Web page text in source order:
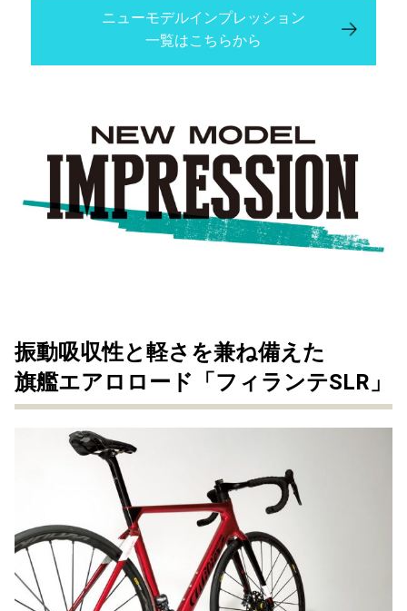
ニューモデルインプレッション
一覧はこちらから
振動吸収性と軽さを兼ね備えた
旗艦エアロロード「フィランテSLR」